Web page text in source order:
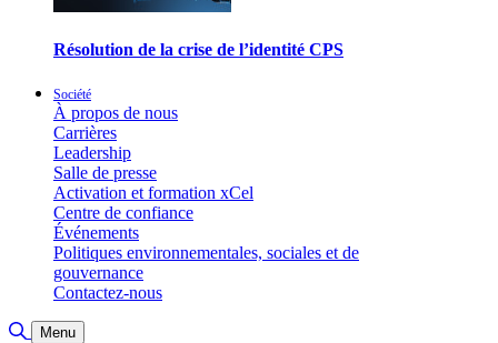
Résolution de la crise de l’identité CPS
Société
À propos de nous
Carrières
Leadership
Salle de presse
Activation et formation xCel
Centre de confiance
Événements
Politiques environnementales, sociales et de
gouvernance
Contactez-nous
Basculer la recherche
Menu